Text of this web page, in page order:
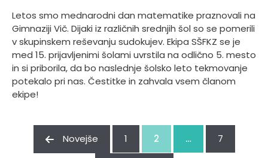
Letos smo mednarodni dan matematike praznovali na
Gimnaziji Vič. Dijaki iz različnih srednjih šol so se pomerili
v skupinskem reševanju sudokujev. Ekipa SŠFKZ se je
med 15. prijavljenimi šolami uvrstila na odlično 5. mesto
in si priborila, da bo naslednje šolsko leto tekmovanje
potekalo pri nas. Čestitke in zahvala vsem članom
ekipe!
Novejše 1 2 … 7